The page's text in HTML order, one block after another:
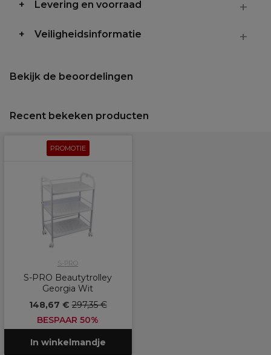
Levering en voorraad
Veiligheidsinformatie
Bekijk de beoordelingen
Recent bekeken producten
PROMOTIE
S-PRO
S-PRO Beautytrolley
Georgia Wit
148,67 €297,35 €
BESPAAR 50%
In winkelmandje